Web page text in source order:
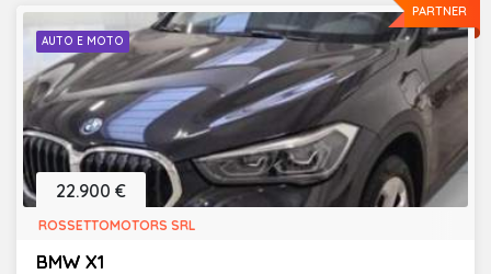
PARTNER
AUTO E MOTO
BMW X1
22.900 €
ROSSETTOMOTORS SRL